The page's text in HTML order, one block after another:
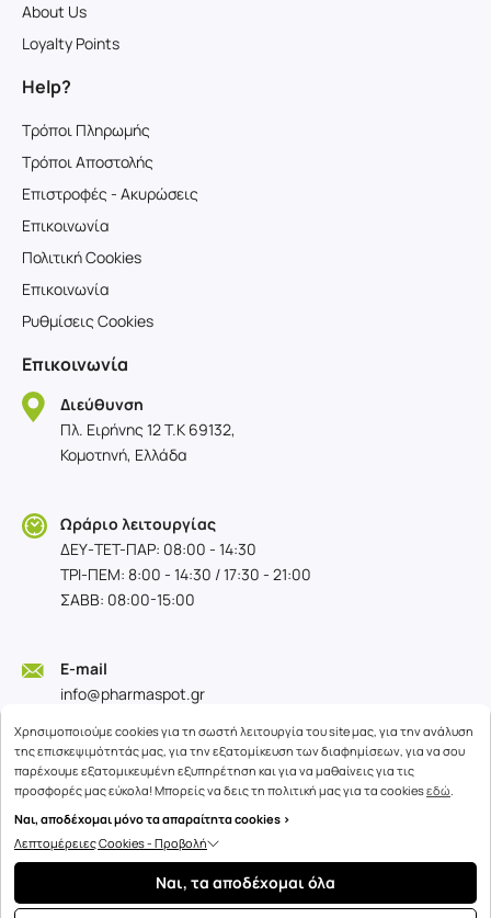
About Us
Loyalty Points
Help?
Τρόποι Πληρωμής
Τρόποι Αποστολής
Επιστροφές - Ακυρώσεις
Επικοινωνία
Πολιτική Cookies
Επικοινωνία
Ρυθμίσεις Cookies
Επικοινωνία
Διεύθυνση
Πλ. Ειρήνης 12 T.K 69132,
Κομοτηνή, Ελλάδα
Ωράριο λειτουργίας
ΔΕΥ-TET-ΠΑΡ: 08:00 - 14:30
ΤΡΙ-ΠΕΜ: 8:00 - 14:30 / 17:30 - 21:00
ΣΑΒΒ: 08:00-15:00
E-mail
info@pharmaspot.gr
Copyright © 2026
Χρησιμοποιούμε cookies για τη σωστή λειτουργία του site μας, για την ανάλυση
της επισκεψιμότητάς μας, για την εξατομίκευση των διαφημίσεων, για να σου
παρέχουμε εξατομικευμένη εξυπηρέτηση και για να μαθαίνεις για τις
προσφορές μας εύκολα! Μπορείς να δεις τη πολιτική μας για τα cookiesεδώ.
Ναι, αποδέχομαι μόνο τα απαραίτητα cookies >
Λεπτομέρειες Cookies - Προβολή
Ναι, τα αποδέχομαι όλα